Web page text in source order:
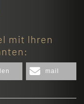
mit Ihren
mail